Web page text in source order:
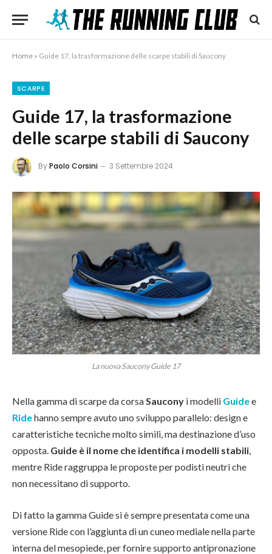
Home » Guide 17, la trasformazione delle scarpe stabili di Saucony
SCARPE
Guide 17, la trasformazione
delle scarpe stabili di Saucony
ByPaolo Corsini 3 Settembre 2024
La nuova Saucony Guide 17
Nella gamma di scarpe da corsaSaucony i modelli Guidee
Ridehanno sempre avuto uno sviluppo parallelo: design e
caratteristiche tecniche molto simili, ma destinazione d’uso
opposta. Guide è il nome che identifica i modelli stabili,
mentre Ride raggruppa le proposte per podisti neutri che
non necessitano di supporto.
Di fatto la gamma Guide si è sempre presentata come una
versione Ride con l’aggiunta di un cuneo mediale nella parte
interna del mesopiede, per fornire supporto antipronazione